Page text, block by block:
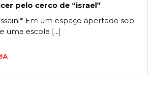
pelo cerco de “israel”
Em um espaço apertado sob
uma escola [...]